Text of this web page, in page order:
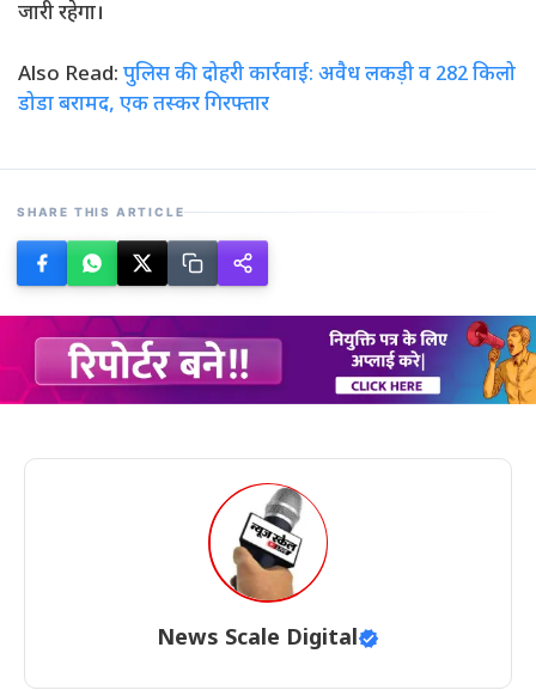
जारी रहेगा।
Also Read: पुलिस की दोहरी कार्रवाई: अवैध लकड़ी व 282 किलो
डोडा बरामद, एक तस्कर गिरफ्तार
SHARE THIS ARTICLE
News Scale Digital